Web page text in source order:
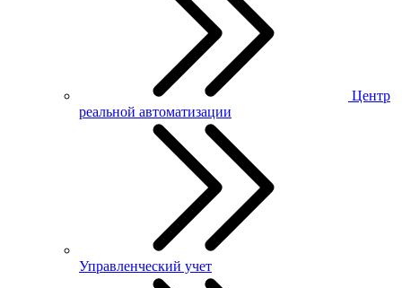
Центр
реальной автоматизации
Управленческий учет